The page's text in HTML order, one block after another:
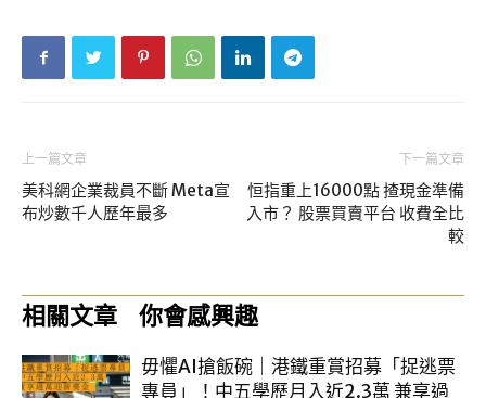
上一篇文章
美科網企業裁員不斷 Meta宣
布炒數千人歷年最多
下一篇文章
恒指重上16000點 揸現金準備
入市？ 股票買賣平台 收費全比
較
相關文章 你會感興趣
毋懼AI搶飯碗｜港鐵重賞招募「捉逃票
專員」！中五學歷月入近2.3萬 兼享過